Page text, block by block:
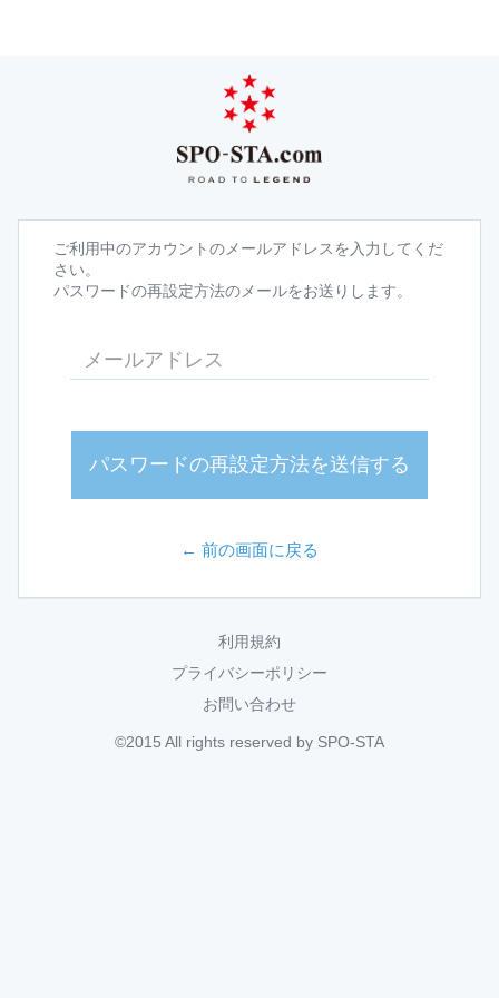
ご利用中のアカウントのメールアドレスを入力してくだ
さい。
パスワードの再設定方法のメールをお送りします。
パスワードの再設定方法を送信する
← 前の画面に戻る
利用規約
プライバシーポリシー
お問い合わせ
©2015 All rights reserved by SPO-STA